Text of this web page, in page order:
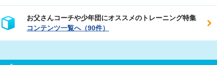
お父さんコーチや少年団にオススメのトレーニング特集
コンテンツ一覧へ（90件）